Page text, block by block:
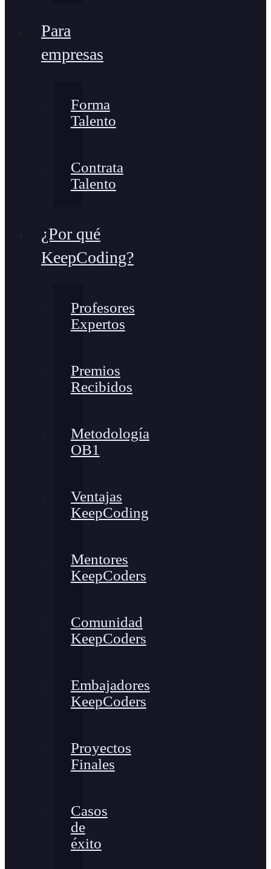
Para
empresas
Forma
Talento
Contrata
Talento
¿Por qué
KeepCoding?
Profesores
Expertos
Premios
Recibidos
Metodología
OB1
Ventajas
KeepCoding
Mentores
KeepCoders
Comunidad
KeepCoders
Embajadores
KeepCoders
Proyectos
Finales
Casos
de
éxito